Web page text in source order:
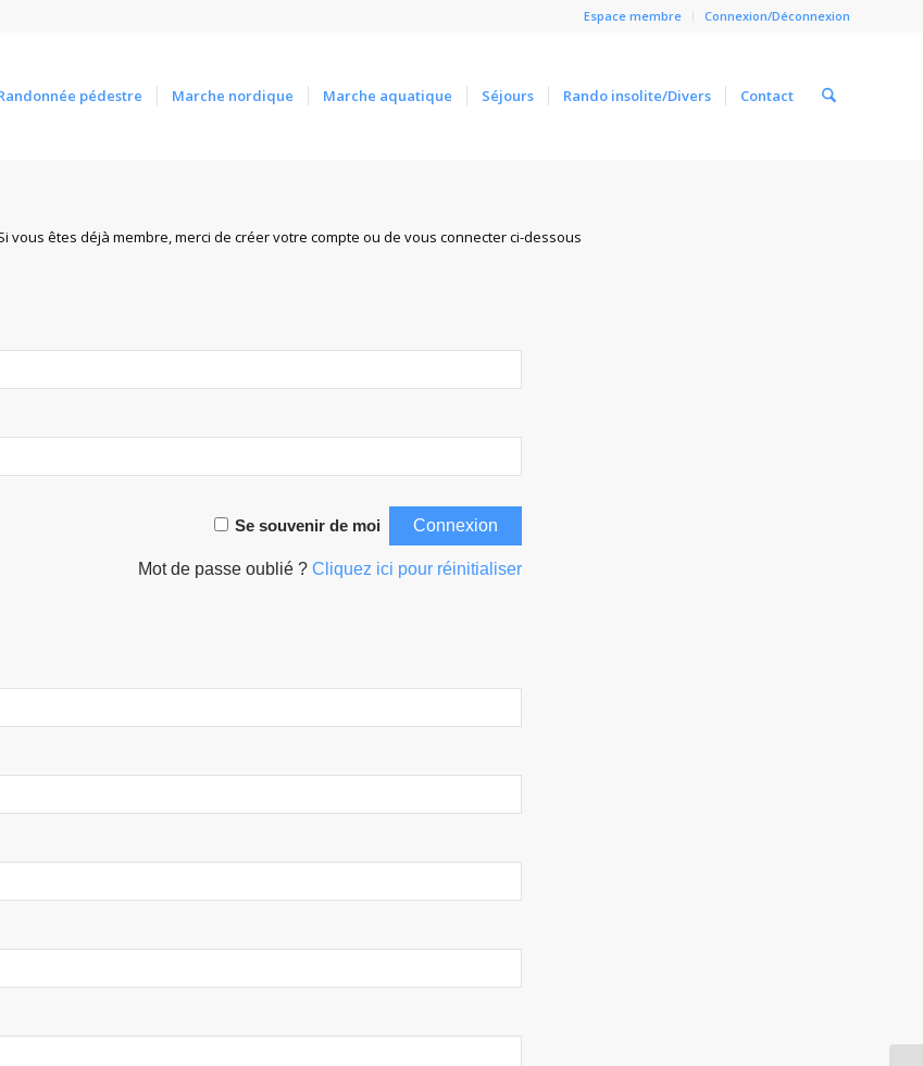
Espace membre Connexion/Déconnexion
pédestre Marche nordique Marche aquatique Séjours Rando insolite/Divers Contact
êtes déjà membre, merci de créer votre compte ou de vous connecter ci-dessous
Se souvenir de moi
Mot de passe oublié ? Cliquez ici pour réinitialiser